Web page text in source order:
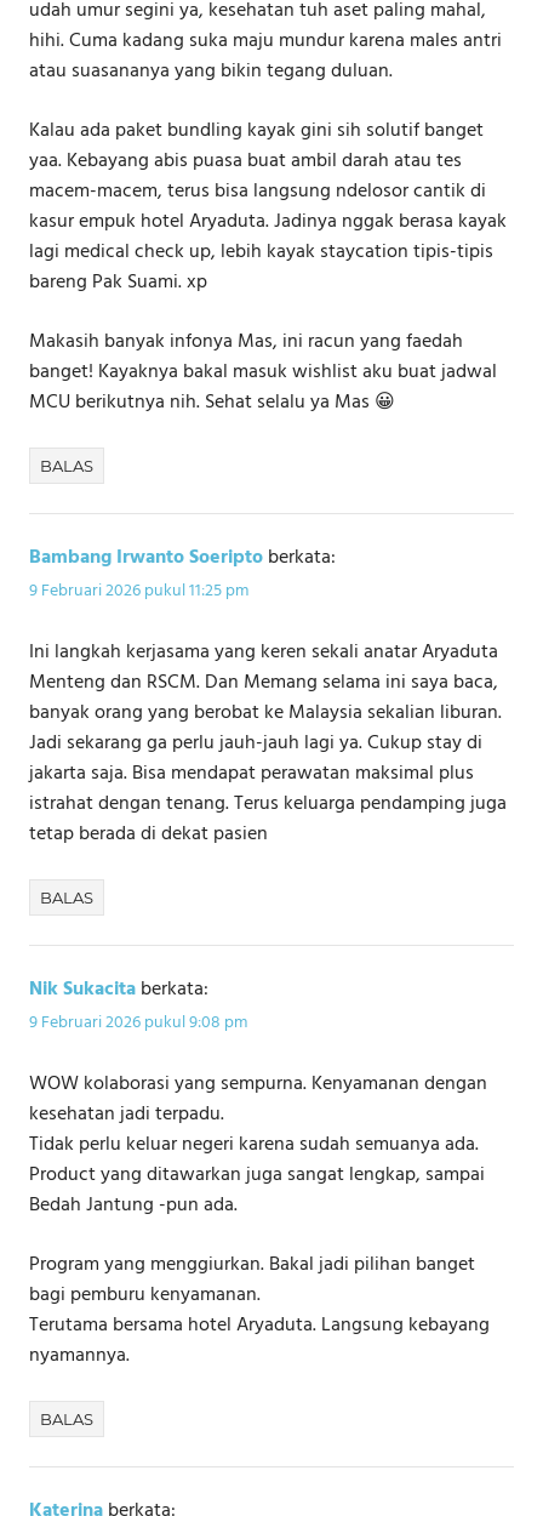
udah umur segini ya, kesehatan tuh aset paling mahal,
hihi. Cuma kadang suka maju mundur karena males antri
atau suasananya yang bikin tegang duluan.
Kalau ada paket bundling kayak gini sih solutif banget
yaa. Kebayang abis puasa buat ambil darah atau tes
macem-macem, terus bisa langsung ndelosor cantik di
kasur empuk hotel Aryaduta. Jadinya nggak berasa kayak
lagi medical check up, lebih kayak staycation tipis-tipis
bareng Pak Suami. xp
Makasih banyak infonya Mas, ini racun yang faedah
banget! Kayaknya bakal masuk wishlist aku buat jadwal
MCU berikutnya nih. Sehat selalu ya Mas 😀
BALAS
Bambang Irwanto Soeriptoberkata:
9 Februari 2026 pukul 11:25 pm
Ini langkah kerjasama yang keren sekali anatar Aryaduta
Menteng dan RSCM. Dan Memang selama ini saya baca,
banyak orang yang berobat ke Malaysia sekalian liburan.
Jadi sekarang ga perlu jauh-jauh lagi ya. Cukup stay di
jakarta saja. Bisa mendapat perawatan maksimal plus
istrahat dengan tenang. Terus keluarga pendamping juga
tetap berada di dekat pasien
BALAS
Nik Sukacitaberkata:
9 Februari 2026 pukul 9:08 pm
WOW kolaborasi yang sempurna. Kenyamanan dengan
kesehatan jadi terpadu.
Tidak perlu keluar negeri karena sudah semuanya ada.
Product yang ditawarkan juga sangat lengkap, sampai
Bedah Jantung -pun ada.
Program yang menggiurkan. Bakal jadi pilihan banget
bagi pemburu kenyamanan.
Terutama bersama hotel Aryaduta. Langsung kebayang
nyamannya.
BALAS